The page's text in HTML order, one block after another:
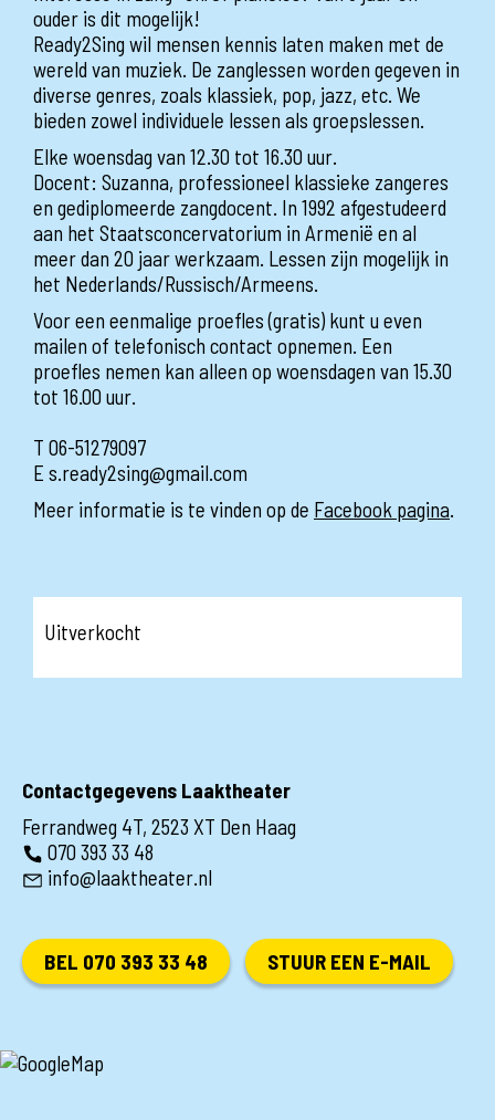
ouder is dit mogelijk!
Ready2Sing wil mensen kennis laten maken met de
wereld van muziek. De zanglessen worden gegeven in
diverse genres, zoals klassiek, pop, jazz, etc. We
bieden zowel individuele lessen als groepslessen.
Elke woensdag van 12.30 tot 16.30 uur.
Docent: Suzanna, professioneel klassieke zangeres
en gediplomeerde zangdocent. In 1992 afgestudeerd
aan het Staatsconcervatorium in Armenië en al
meer dan 20 jaar werkzaam. Lessen zijn mogelijk in
het Nederlands/Russisch/Armeens.
Voor een eenmalige proefles (gratis) kunt u even
mailen of telefonisch contact opnemen. Een
proefles nemen kan alleen op woensdagen van 15.30
tot 16.00 uur.
T 06-51279097
E s.ready2sing@gmail.com
Meer informatie is te vinden op de Facebook pagina.
Uitverkocht
Contactgegevens Laaktheater
Ferrandweg 4T, 2523 XT Den Haag
070 393 33 48
info@laaktheater.nl
BEL 070 393 33 48 STUUR EEN E-MAIL